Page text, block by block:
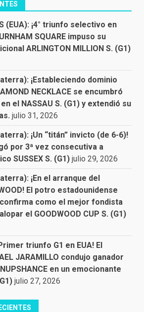
(EUA): ¡4° triunfo selectivo en
SQUARE impuso su
ARLINGTON MILLION S. (G1)
¡Estableciendo dominio
NECKLACE se encumbró
el NASSAU S. (G1) y extendió su
julio 31, 2026
¡Un “titán” invicto (de 6-6)!
por 3ª vez consecutiva a
SUSSEX S. (G1) julio 29, 2026
¡En el arranque del
El potro estadounidense
confirma como el mejor fondista
el GOODWOOD CUP S. (G1)
triunfo G1 en EUA! El
JARAMILLO condujo ganador
en un emocionante
julio 27, 2026